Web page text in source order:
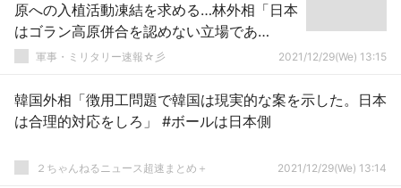
原への入植活動凍結を求める…林外相「日本
はゴラン高原併合を認めない立場であ
る」！軍事・ミリタリー速報☆彡 2021/12/29(We) 13:15
韓国外相「徴用工問題で韓国は現実的な案を示した。日本
は合理的対応をしろ」 #ボールは日本側
２ちゃんねるニュース超速まとめ＋ 2021/12/29(We) 13:14